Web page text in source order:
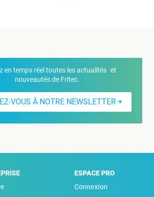
en temps réel toutes les actualités et
nouveautés de Fritec.
VOUS À NOTRE NEWSLETTER
ESPACE PRO
Connexion